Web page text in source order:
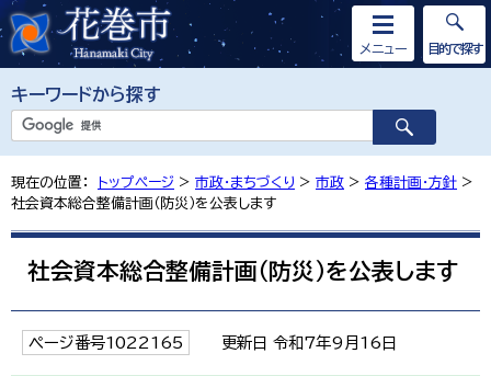
キーワードから探す
メニュー 目的で探す
現在の位置： トップページ > 市政・まちづくり > 市政 > 各種計画・方針 >
社会資本総合整備計画（防災）を公表します
社会資本総合整備計画（防災）を公表します
ページ番号1022165 更新日 令和7年9月16日